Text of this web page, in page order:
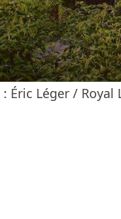
Éric Léger / Royal